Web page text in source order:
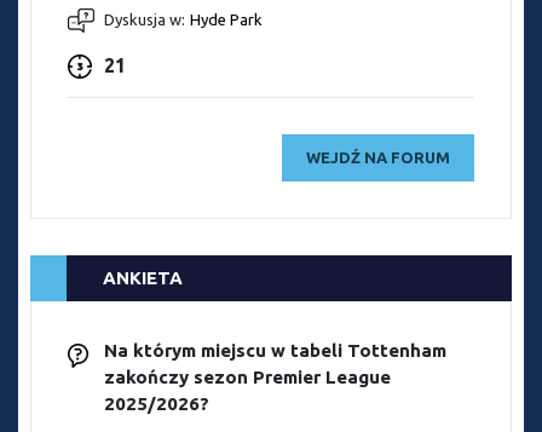
Dyskusja w: Hyde Park
21
WEJDŹ NA FORUM
ANKIETA
Na którym miejscu w tabeli Tottenham
zakończy sezon Premier League
2025/2026?